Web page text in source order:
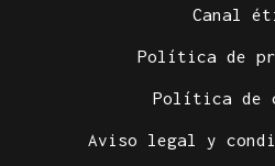
Canal
Política de
Política de
Aviso legal y